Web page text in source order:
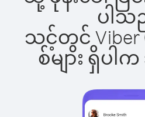
ပါသ
သင့်တွင် Viber
စ်များ ရှိပ